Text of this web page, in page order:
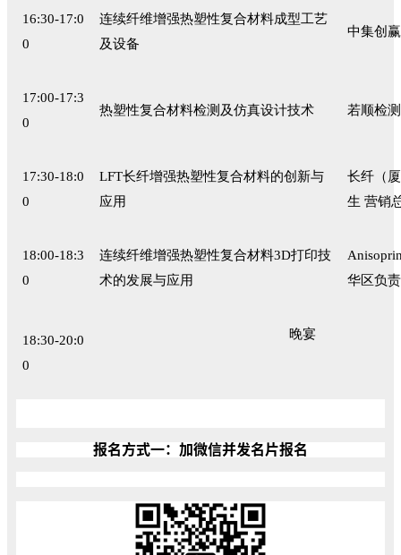
16:30-17:0
0
连续纤维增强热塑性复合材料成型工艺
及设备
中集创
17:00-17:3
0
热塑性复合材料检测及仿真设计技术 若顺检
17:30-18:0
0
LFT长纤增强热塑性复合材料的创新与
应用
长纤（
生 营销
18:00-18:3
0
连续纤维增强热塑性复合材料3D打印技
术的发展与应用
华区负
18:30-20:0
0
晚宴
报名方式一：加微信并发名片报名